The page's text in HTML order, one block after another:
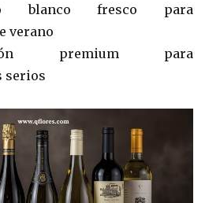
blanco fresco para
verano
premium para
serios